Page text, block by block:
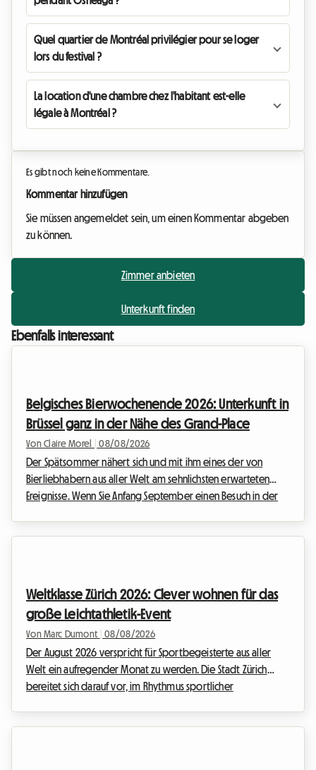
Quel quartier de Montréal privilégier pour se loger
lors du festival ?
La location d'une chambre chez l'habitant est-elle
légale à Montréal ?
Es gibt noch keine Kommentare.
Kommentar hinzufügen
Sie müssen angemeldet sein, um einen Kommentar abgeben
zu können.
Zimmer anbieten
Unterkunft finden
Ebenfalls interessant
Belgisches Bierwochenende 2026: Unterkunft in
Brüssel ganz in der Nähe des Grand-Place
Von Claire Morel 08/08/2026
Der Spätsommer nähert sich und mit ihm eines der von
Bierliebhabern aus aller Welt am sehnlichsten erwarteten
Ereignisse. Wenn Sie Anfang September einen Besuch in der
Voraus ausgebucht und die Preise schießen in die ...
Weltklasse Zürich 2026: Clever wohnen für das
große Leichtathletik-Event
Von Marc Dumont 08/08/2026
Der August 2026 verspricht für Sportbegeisterte aus aller
Welt ein aufregender Monat zu werden. Die Stadt Zürich
bereitet sich darauf vor, im Rhythmus sportlicher